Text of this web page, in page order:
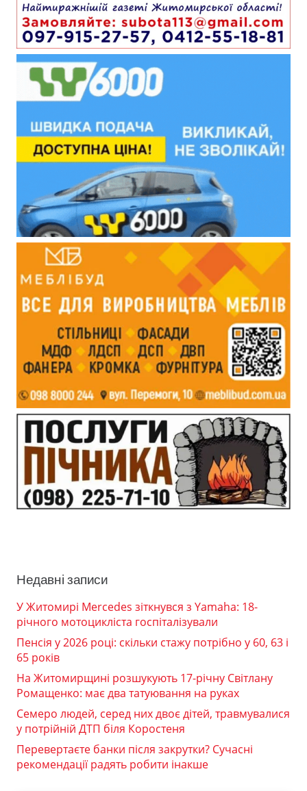
Недавні записи
У Житомирі Mercedes зіткнувся з Yamaha: 18-
річного мотоцикліста госпіталізували
Пенсія у 2026 році: скільки стажу потрібно у 60, 63 і
65 років
На Житомирщині розшукують 17-річну Світлану
Ромащенко: має два татуювання на руках
Семеро людей, серед них двоє дітей, травмувалися
у потрійній ДТП біля Коростеня
Перевертаєте банки після закрутки? Сучасні
рекомендації радять робити інакше